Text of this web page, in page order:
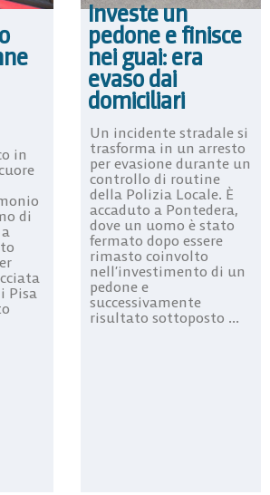
in
di
Pisa
Investe un
pedone e finisce
nei guai: era
evaso dai
domiciliari
Un incidente stradale si
trasforma in un arresto
per evasione durante un
controllo di routine
della Polizia Locale. È
accaduto a Pontedera,
dove un uomo è stato
fermato dopo essere
rimasto coinvolto
nell’investimento di un
pedone e
successivamente
risultato sottoposto ...